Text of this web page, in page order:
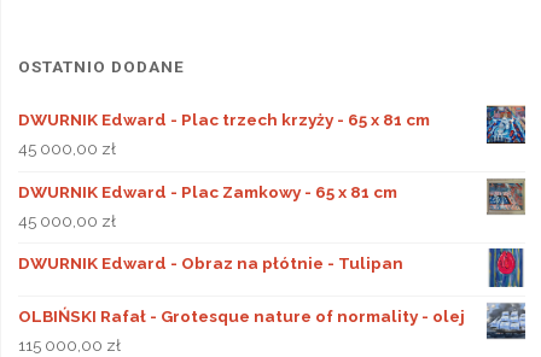
OSTATNIO DODANE
DWURNIK Edward - Plac trzech krzyży - 65 x 81 cm
45 000,00 zł
DWURNIK Edward - Plac Zamkowy - 65 x 81 cm
45 000,00 zł
DWURNIK Edward - Obraz na płótnie - Tulipan
OLBIŃSKI Rafał - Grotesque nature of normality - olej
115 000,00 zł